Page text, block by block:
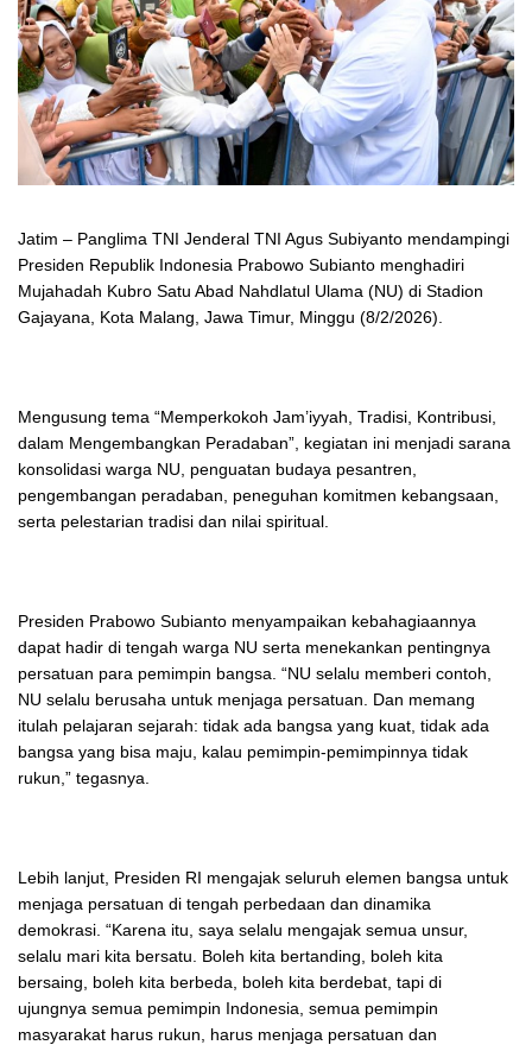
Jatim – Panglima TNI Jenderal TNI Agus Subiyanto mendampingi
Presiden Republik Indonesia Prabowo Subianto menghadiri
Mujahadah Kubro Satu Abad Nahdlatul Ulama (NU) di Stadion
Gajayana, Kota Malang, Jawa Timur, Minggu (8/2/2026).
Mengusung tema “Memperkokoh Jam’iyyah, Tradisi, Kontribusi,
dalam Mengembangkan Peradaban”, kegiatan ini menjadi sarana
konsolidasi warga NU, penguatan budaya pesantren,
pengembangan peradaban, peneguhan komitmen kebangsaan,
serta pelestarian tradisi dan nilai spiritual.
Presiden Prabowo Subianto menyampaikan kebahagiaannya
dapat hadir di tengah warga NU serta menekankan pentingnya
persatuan para pemimpin bangsa. “NU selalu memberi contoh,
NU selalu berusaha untuk menjaga persatuan. Dan memang
itulah pelajaran sejarah: tidak ada bangsa yang kuat, tidak ada
bangsa yang bisa maju, kalau pemimpin-pemimpinnya tidak
rukun,” tegasnya.
Lebih lanjut, Presiden RI mengajak seluruh elemen bangsa untuk
menjaga persatuan di tengah perbedaan dan dinamika
demokrasi. “Karena itu, saya selalu mengajak semua unsur,
selalu mari kita bersatu. Boleh kita bertanding, boleh kita
bersaing, boleh kita berbeda, boleh kita berdebat, tapi di
ujungnya semua pemimpin Indonesia, semua pemimpin
masyarakat harus rukun, harus menjaga persatuan dan